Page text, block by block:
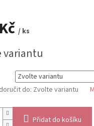
/ ks
variantu
do: Zvolte variantu
Přidat do košíku